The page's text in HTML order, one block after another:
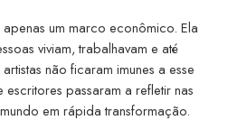
um marco econômico. Ela
viviam, trabalhavam e até
não ficaram imunes a esse
passaram a refletir nas
em rápida transformação.